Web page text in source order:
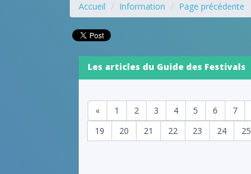
Accueil Information Page précédente
Les articles du Guide des Festivals
« 1 2 3 4 5 6 7
19
20 21 22 23 24 25